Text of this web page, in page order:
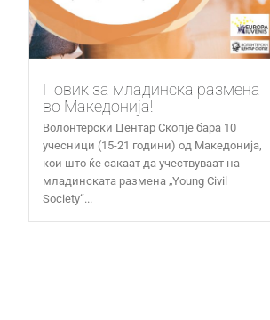
Повик за младинска размена
во Македонија!
Волонтерски Центар Скопје бара 10
учесници (15-21 години) од Македонија,
кои што ќе сакаат да учествуваат на
младинската размена „Young Civil
Society“...